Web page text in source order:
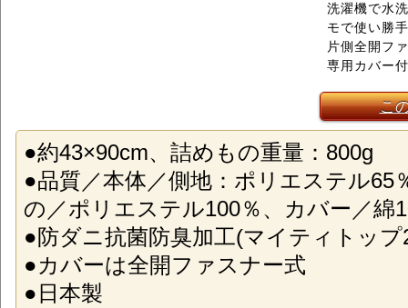
洗濯機で水
モで使い勝
片側全開フ
専用カバー
こ
●約43×90cm、詰めもの重量：800g
●品質／本体／側地：ポリエステル65
の／ポリエステル100％、カバー／綿
●防ダニ抗菌防臭加工(マイティトップ
●カバーは全開ファスナー式
●日本製